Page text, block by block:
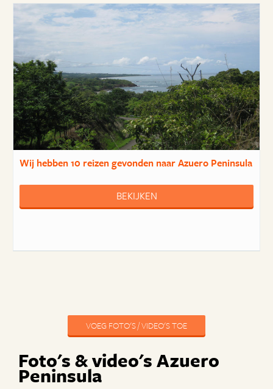
Wij hebben10 reizengevonden naar Azuero Peninsula
BEKIJKEN
VOEG FOTO'S / VIDEO'S TOE
Foto's & video's Azuero
Peninsula